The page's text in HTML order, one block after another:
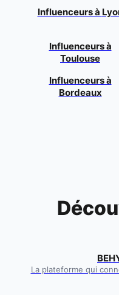
Influenceurs à
Influenceurs à
Toulouse
Influenceurs à
Bordeaux
La plateforme qui